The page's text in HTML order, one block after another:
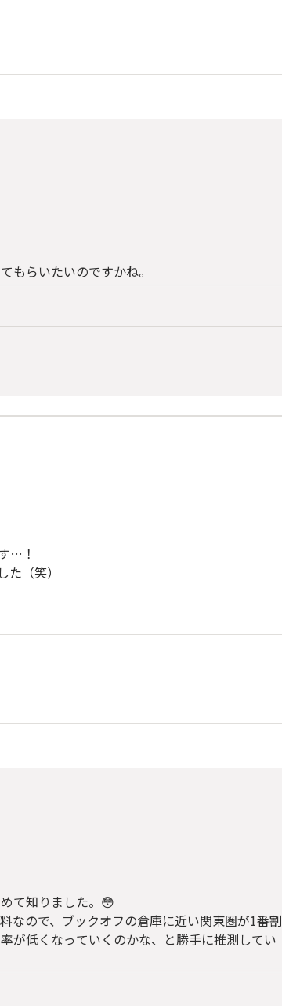
もらいたいのですかね。
…！
（笑）
て知りました。😳
なので、ブックオフの倉庫に近い関東圏が1番割
が低くなっていくのかな、と勝手に推測してい